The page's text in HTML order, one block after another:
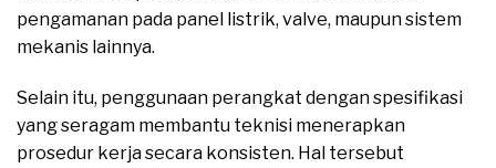
pengamanan pada panel listrik, valve, maupun sistem
mekanis lainnya.
Selain itu, penggunaan perangkat dengan spesifikasi
yang seragam membantu teknisi menerapkan
prosedur kerja secara konsisten. Hal tersebut